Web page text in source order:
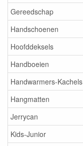
Gereedschap
Handschoenen
Hoofddeksels
Handboeien
Handwarmers-Kachels
Hangmatten
Jerrycan
Kids-Junior